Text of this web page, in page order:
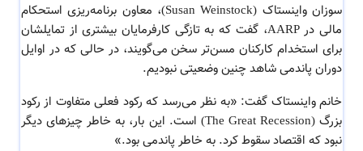
سوزان واینستاک (Susan Weinstock)، معاون برنامه‌ریزی استحکام
مالی در AARP، گفت که به تازگی کارفرمایان بیشتری از تمایلشان
برای استخدام کارکنان مسن‌تر سخن می‌گویند، در حالی که در اوایل
دوران پاندمی شاهد چنین وضعیتی نبودیم.
خانم واینستاک گفت: «به نظر می‌رسد که رکود فعلی متفاوت از رکود
بزرگ (The Great Recession) است. این بار، به خاطر چیزهای دیگر
نبود که اقتصاد سقوط کرد. به خاطر پاندمی بود.»